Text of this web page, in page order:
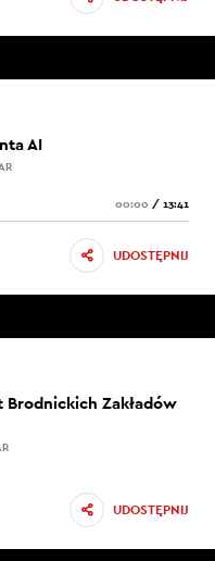
AI
00:00 / 13:41
UDOSTĘPNIJ
Zakładów
UDOSTĘPNIJ